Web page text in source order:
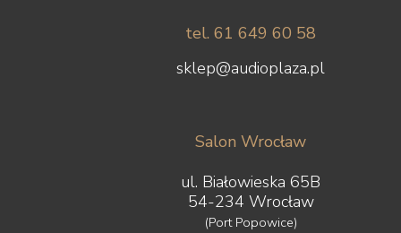
tel. 61 649 60 58
sklep@audioplaza.pl
Salon Wrocław
ul. Białowieska 65B
54-234 Wrocław
(Port Popowice)